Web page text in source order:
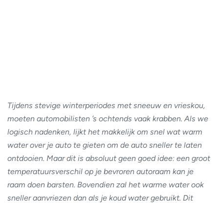
Tijdens stevige winterperiodes met sneeuw en vrieskou,
moeten automobilisten ’s ochtends vaak krabben. Als we
logisch nadenken, lijkt het makkelijk om snel wat warm
water over je auto te gieten om de auto sneller te laten
ontdooien. Maar dit is absoluut geen goed idee: een groot
temperatuursverschil op je bevroren autoraam kan je
raam doen barsten. Bovendien zal het warme water ook
sneller aanvriezen dan als je koud water gebruikt. Dit